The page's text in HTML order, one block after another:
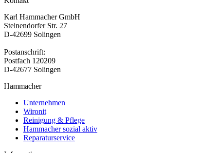
Karl Hammacher GmbH
Steinendorfer Str. 27
D-42699 Solingen
Postanschrift:
Postfach 120209
D-42677 Solingen
Hammacher
Unternehmen
Wironit
Reinigung & Pflege
Hammacher sozial aktiv
Reparaturservice